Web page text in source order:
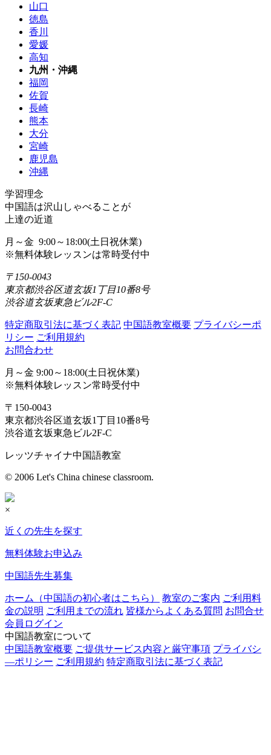
山口
徳島
香川
愛媛
高知
九州・沖縄
福岡
佐賀
長崎
熊本
大分
宮崎
鹿児島
沖縄
学習理念
中国語は沢山しゃべることが
上達の近道
月～金 9:00～18:00(土日祝休業)
※無料体験レッスンは常時受付中
〒150-0043
東京都渋谷区道玄坂1丁目10番8号
渋谷道玄坂東急ビル2F-C
特定商取引法に基づく表記 中国語教室概要 プライバシーポ
リシー ご利用規約
お問合わせ
月～金 9:00～18:00(土日祝休業)
※無料体験レッスン常時受付中
〒150-0043
東京都渋谷区道玄坂1丁目10番8号
渋谷道玄坂東急ビル2F-C
レッツチャイナ中国語教室
© 2006 Let's China chinese classroom.
×
近くの先生を探す
無料体験お申込み
中国語先生募集
ホーム（中国語の初心者はこちら） 教室のご案内 ご利用料
金の説明 ご利用までの流れ 皆様からよくある質問 お問合せ
会員ログイン
中国語教室について
中国語教室概要 ご提供サービス内容と厳守事項 プライバシ
―ポリシー ご利用規約 特定商取引法に基づく表記